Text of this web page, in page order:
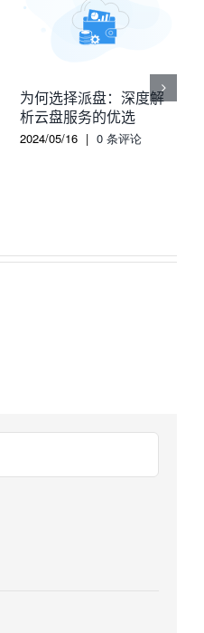
为何选择派盘：深度解
析云盘服务的优选
2024/05/16 | 0 条评论